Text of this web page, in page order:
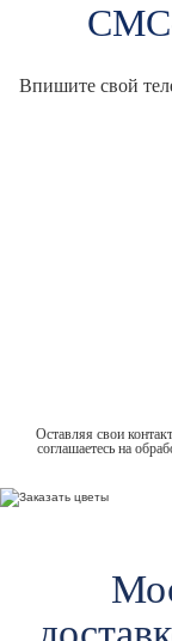
СМС-
Впишите свой
Оставляя свои
соглашаетесь на